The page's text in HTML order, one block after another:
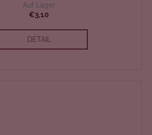
Auf Lager
€3,10
DETAIL